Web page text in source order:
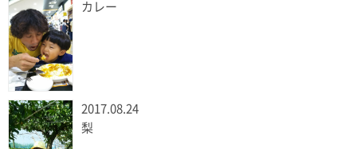
カレー
2017.08.24
梨